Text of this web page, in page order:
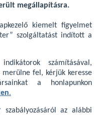
megállapításra.
kiemelt figyelmet
szolgáltatást indított a
számításával,
merülne fel, kérjük keresse
a honlapunkon
.
az alábbi